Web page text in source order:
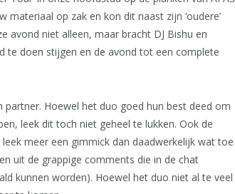
op zak en kon dit naast zijn ‘oudere’
avond niet alleen, maar bracht DJ Bishu en
te doen stijgen en de avond tot een complete
partner. Hoewel het duo goed hun best deed om
leek dit toch niet geheel te lukken. Ook de
meer een gimmick dan daadwerkelijk wat toe
uit de grappige comments die in de chat
kunnen worden). Hoewel het duo niet al te veel